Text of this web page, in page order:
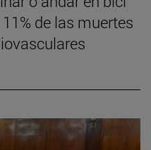
de las muertes